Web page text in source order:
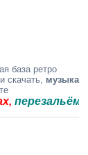
база ретро
скачать, музыка
быстро.